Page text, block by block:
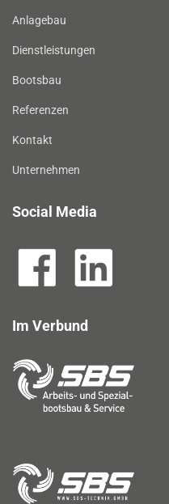
Anlagebau
Dienstleistungen
Bootsbau
Referenzen
Kontakt
Unternehmen
Social Media
Im Verbund